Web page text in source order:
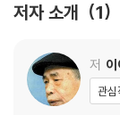
모든 것이 도로아미타
나라 안 계층의 갈등
3장 타오르는 민중
저자 소개 1
저
관심